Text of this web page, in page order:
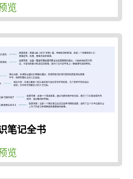
览
笔记全书
览